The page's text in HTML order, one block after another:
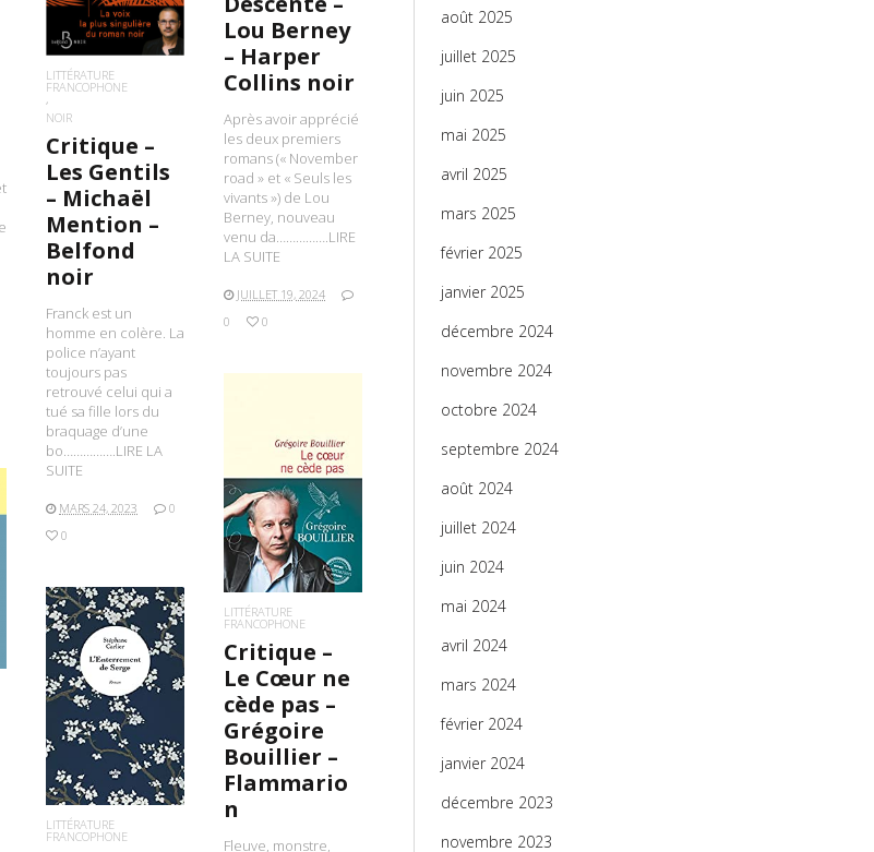
Lou Berney
– Harper
Collins noir
Après avoir apprécié
les deux premiers
romans (« November
road » et « Seuls les
vivants ») de Lou
Berney, nouveau
venu da…………….LIRE
LA SUITE
JUILLET 19, 2024
0
0
LITTÉRATURE
FRANCOPHONE
NOIR
Critique –
Les Gentils
– Michaël
Mention –
Belfond
noir
Franck est un
homme en colère. La
police n’ayant
toujours pas
retrouvé celui qui a
tué sa fille lors du
braquage d’une
bo…………….LIRE LA
SUITE
MARS 24, 2023
0
0
LIRE LA SUITE
LITTÉRATURE
FRANCOPHONE
Critique –
Le Cœur ne
cède pas –
Grégoire
Bouillier –
Flammario
n
Fleuve, monstre,
LIRE LA SUITE
LITTÉRATURE
FRANCOPHONE
août 2025
juillet 2025
juin 2025
mai 2025
avril 2025
mars 2025
février 2025
janvier 2025
décembre 2024
novembre 2024
octobre 2024
septembre 2024
août 2024
juillet 2024
juin 2024
mai 2024
avril 2024
mars 2024
février 2024
janvier 2024
décembre 2023
novembre 2023